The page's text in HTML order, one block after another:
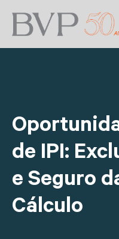
de IPI:
e Seguro
Cálculo